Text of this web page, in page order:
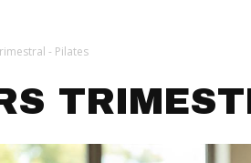
- Pilates